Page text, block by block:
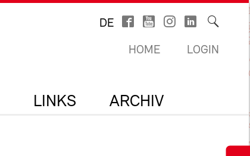
DE
HOME LOGIN
LINKS ARCHIV